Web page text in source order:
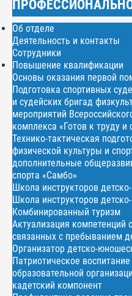
Об отделе
Деятельность и контакты
Сотрудники
Повышение квалификации
Основы оказания первой
Подготовка спортивных
и судейских бригад
мероприятий
комплекса «Готов к труду и
Технико-тактическая
физической культуры и
дополнительные
спорта «Самбо»
Школа инструкторов
Школа инструкторов
Комбинированный туризм
Актуализация компетенций
связанных с пребыванием
Организатор детско-
Патриотическое
образовательной
кадетский компонент